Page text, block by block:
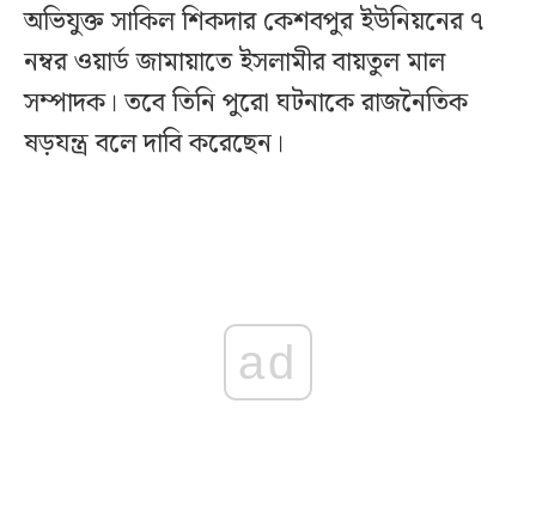
অভিযুক্ত সাকিল শিকদার কেশবপুর ইউনিয়নের ৭
নম্বর ওয়ার্ড জামায়াতে ইসলামীর বায়তুল মাল
সম্পাদক। তবে তিনি পুরো ঘটনাকে রাজনৈতিক
ষড়যন্ত্র বলে দাবি করেছেন।
ad